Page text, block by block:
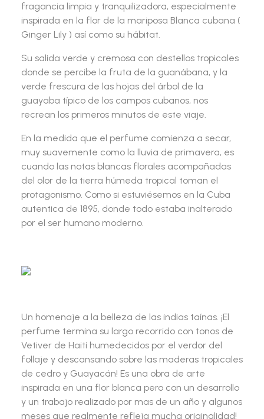
fragancia limpia y tranquilizadora, especialmente
inspirada en la flor de la mariposa Blanca cubana (
Ginger Lily ) así como su hábitat.
Su salida verde y cremosa con destellos tropicales
donde se percibe la fruta de la guanábana, y la
verde frescura de las hojas del árbol de la
guayaba típico de los campos cubanos, nos
recrean los primeros minutos de este viaje.
En la medida que el perfume comienza a secar,
muy suavemente como la lluvia de primavera, es
cuando las notas blancas florales acompañadas
del olor de la tierra húmeda tropical toman el
protagonismo. Como si estuviésemos en la Cuba
autentica de 1895, donde todo estaba inalterado
por el ser humano moderno.
Un homenaje a la belleza de las indias taínas. ¡El
perfume termina su largo recorrido con tonos de
Vetiver de Haití humedecidos por el verdor del
follaje y descansando sobre las maderas tropicales
de cedro y Guayacán! Es una obra de arte
inspirada en una flor blanca pero con un desarrollo
y un trabajo realizado por mas de un año y algunos
meses que realmente refleja mucha originalidad!